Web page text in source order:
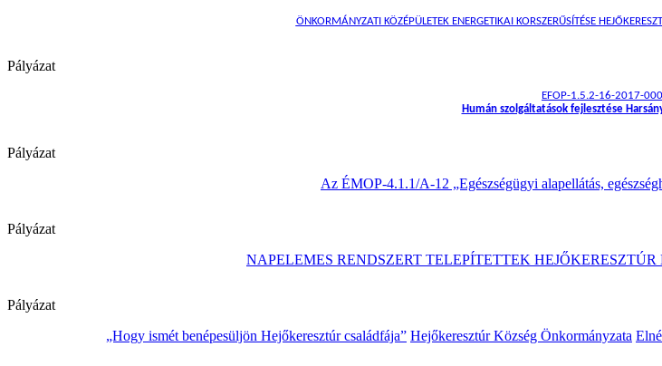
ÖNKORMÁNYZATI KÖZÉPÜLETEK ENERGETIKAI KORSZERŰSÍTÉSE
Pályázat
EFOP-1.5.2-16-2017-
Humán szolgáltatások fejlesztése
Pályázat
Az ÉMOP-4.1.1/A-12 „Egészségügyi alapellátás,
Pályázat
NAPELEMES RENDSZERT TELEPÍTETTEK
Pályázat
„Hogy ismét benépesüljön Hejőkeresztúr családfája” Hejőkeresztúr Község Önkormányzata